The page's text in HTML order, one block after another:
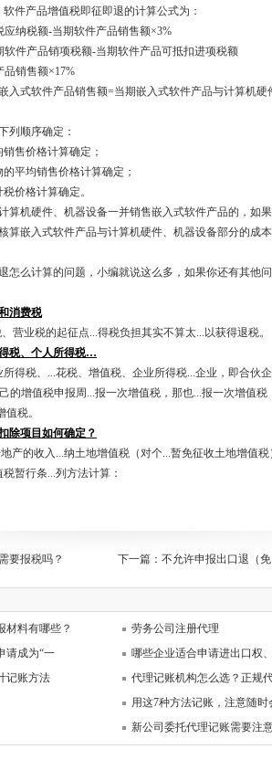
件产品增值税即征即退的计算公式为：
纳税额-当期软件产品销售额×3%
件产品销项税额-当期软件产品可抵扣进项税额
销售额×17%
式软件产品销售额=当期嵌入式软件产品与计算机硬
顺序确定：
售价格计算确定；
平均销售价格计算确定；
价格计算确定。
机硬件、机器设备一并销售嵌入式软件产品的，如
算嵌入式软件产品与计算机硬件、机器设备部分的成
么计算的问题，小编就说这么多，如果你还有其他问
消费税
营业税的起征点...得税负担其实不算太...以获得退税。
税、个人所得税…
所得税、...花税、增值税、企业所得税...企业，即合
增值税申报周...报一次增值税，那也...报一次增值税
税。
除项目如何确定？
地产的收入...纳土地增值税（对个...暂免征收土地增
暂行条...列方法计算：
要报税吗？ 下一篇： 不允许申报出口退（
材料有哪些？
劳务公司注册代理
请成为“一
哪些企业适合申请进出口权
记账方法
代理记账机构怎么选？正规
用这7种方法记账，注意随
新公司委托代理记账需要注